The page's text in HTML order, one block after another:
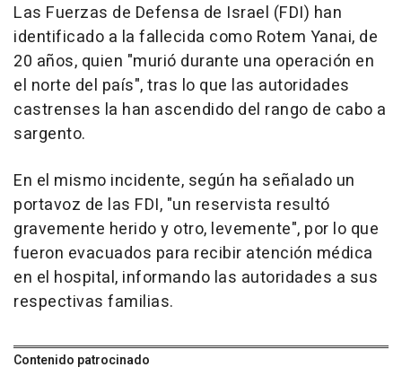
Las Fuerzas de Defensa de Israel (FDI) han
identificado a la fallecida como Rotem Yanai, de
20 años, quien "murió durante una operación en
el norte del país", tras lo que las autoridades
castrenses la han ascendido del rango de cabo a
sargento.
En el mismo incidente, según ha señalado un
portavoz de las FDI, "un reservista resultó
gravemente herido y otro, levemente", por lo que
fueron evacuados para recibir atención médica
en el hospital, informando las autoridades a sus
respectivas familias.
Contenido patrocinado